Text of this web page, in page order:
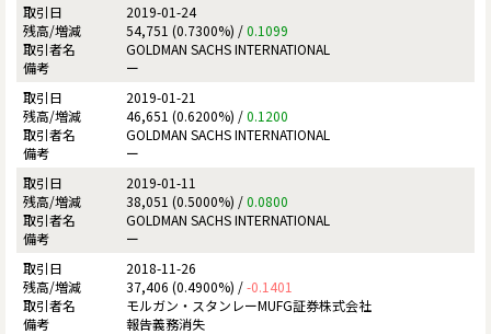
2019-01-24
54,751 (0.7300%) /0.1099
GOLDMAN SACHS INTERNATIONAL
ー
2019-01-21
46,651 (0.6200%) /0.1200
GOLDMAN SACHS INTERNATIONAL
ー
2019-01-11
38,051 (0.5000%) /0.0800
GOLDMAN SACHS INTERNATIONAL
ー
2018-11-26
37,406 (0.4900%) /-0.1401
モルガン・スタンレーMUFG証券株式会社
報告義務消失